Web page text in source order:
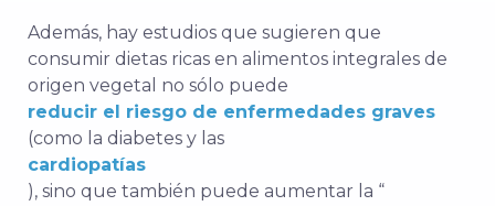
Además, hay estudios que sugieren que
consumir dietas ricas en alimentos integrales de
origen vegetal no sólo puede
reducir el riesgo de enfermedades graves
(como la diabetes y las
cardiopatías
), sino que también puede aumentar la “